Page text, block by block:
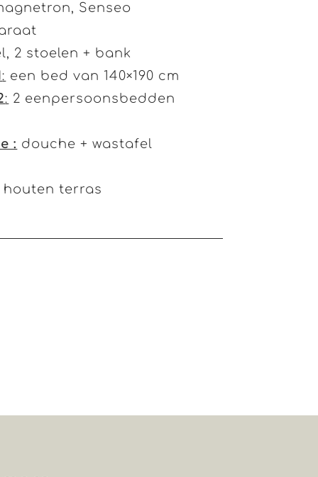
Senseo
2 stoelen + bank
: een bed van 140×190 cm
: 2 eenpersoonsbedden
: douche + wastafel
terras